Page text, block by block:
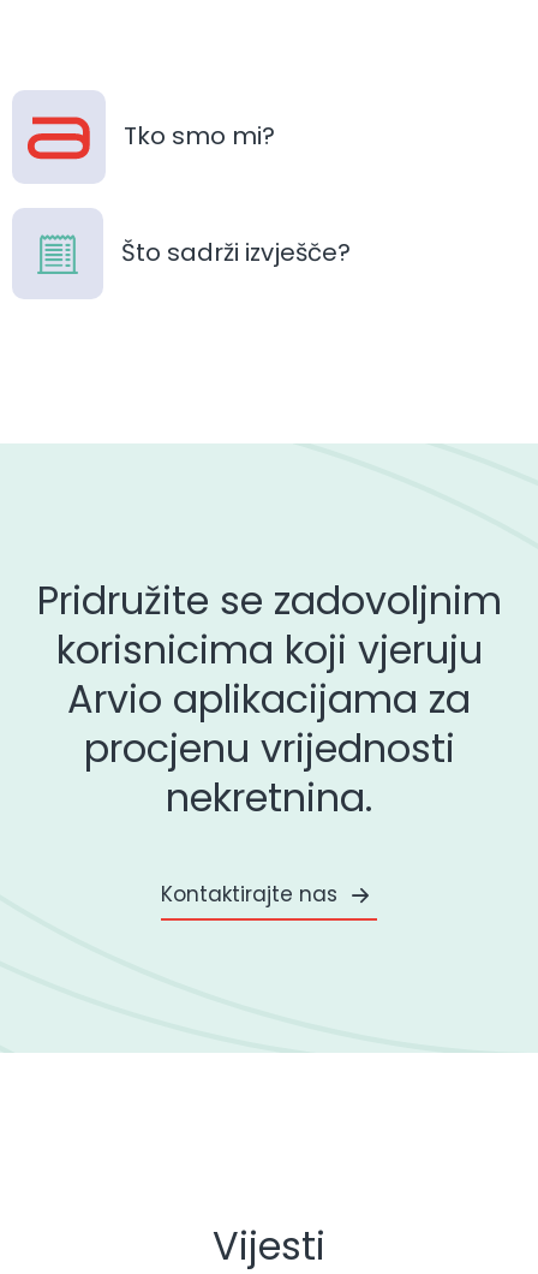
Tko smo mi?
Što sadrži izvješče?
Pridružite se zadovoljnim
korisnicima koji vjeruju
Arvio aplikacijama za
procjenu vrijednosti
nekretnina.
Kontaktirajte nas
Vijesti